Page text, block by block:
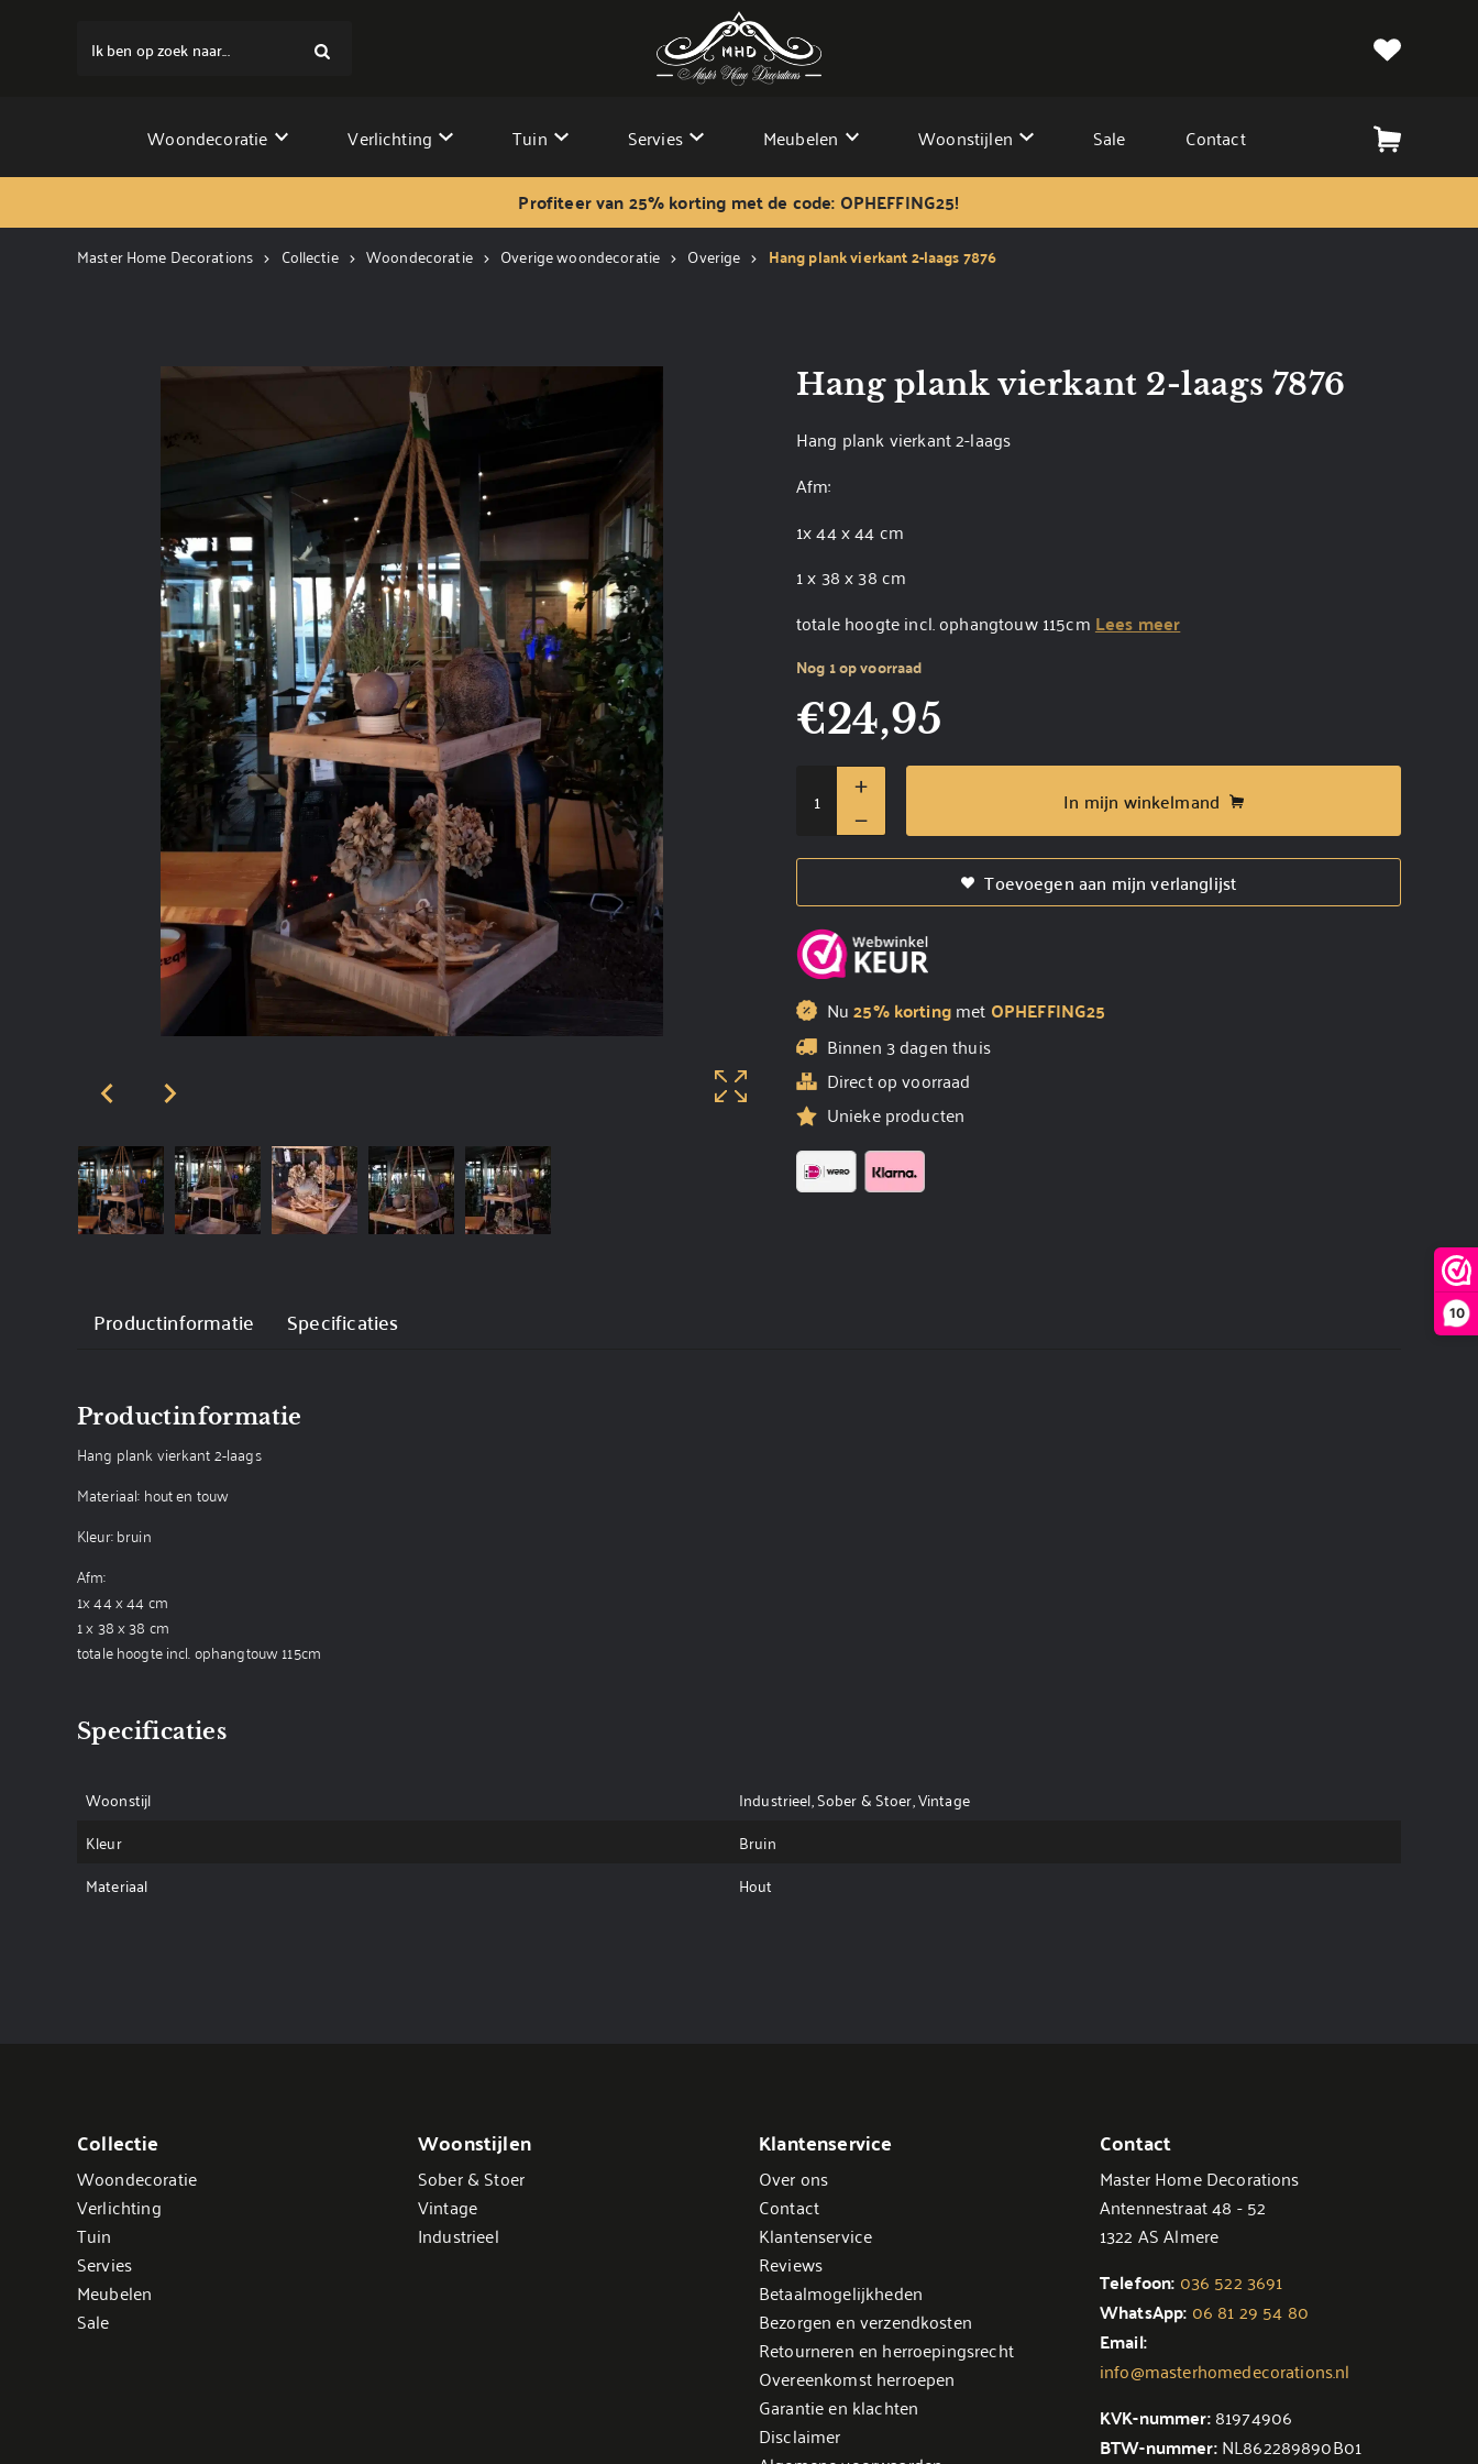
10
Ik ben op zoek naar...
Woondecoratie Verlichting Tuin Servies Meubelen Woonstijlen Sale Contact
Profiteer van 25% korting met de code: OPHEFFING25!
Master Home Decorations Collectie Woondecoratie Overige woondecoratie Overige Hang plank vierkant 2-laags 7876
Hang plank vierkant 2-laags 7876
Hang plank vierkant 2-laags
Afm:
1x 44 x 44 cm
1 x 38 x 38 cm
totale hoogte incl. ophangtouw 115cmLees meer
Nog 1 op voorraad
€24,95
In mijn winkelmand
Toevoegen aan mijn verlanglijst
Nu25% kortingmet OPHEFFING25
Binnen 3 dagen thuis
Direct op voorraad
Unieke producten
Productinformatie Specificaties
Productinformatie
Hang plank vierkant 2-laags
Materiaal: hout en touw
Kleur: bruin
Afm:
1x 44 x 44 cm
1 x 38 x 38 cm
totale hoogte incl. ophangtouw 115cm
Specificaties
Woonstijl
Industrieel, Sober & Stoer, Vintage
Kleur
Bruin
Materiaal
Hout
Collectie
Woondecoratie
Verlichting
Tuin
Servies
Meubelen
Sale
Woonstijlen
Sober & Stoer
Vintage
Industrieel
Klantenservice
Over ons
Contact
Klantenservice
Reviews
Betaalmogelijkheden
Bezorgen en verzendkosten
Retourneren en herroepingsrecht
Overeenkomst herroepen
Garantie en klachten
Disclaimer
Contact
Master Home Decorations
Antennestraat 48 - 52
1322 AS Almere
Telefoon: 036 522 3691
WhatsApp: 06 81 29 54 80
Email:
info@masterhomedecorations.nl
KVK-nummer:81974906
BTW-nummer:NL862289890B01